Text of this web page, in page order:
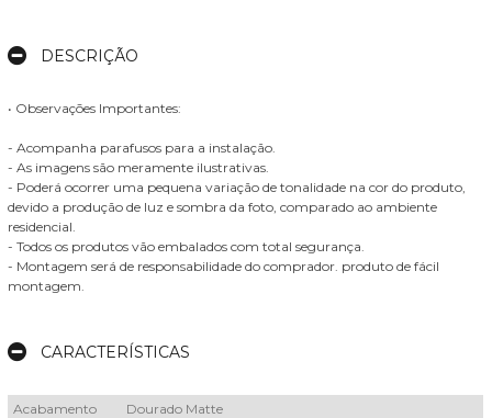
DESCRIÇÃO
• Observações Importantes:
- Acompanha parafusos para a instalação.
- As imagens são meramente ilustrativas.
- Poderá ocorrer uma pequena variação de tonalidade na cor do produto,
devido a produção de luz e sombra da foto, comparado ao ambiente
residencial.
- Todos os produtos vão embalados com total segurança.
- Montagem será de responsabilidade do comprador. produto de fácil
montagem.
CARACTERÍSTICAS
Acabamento
Dourado Matte